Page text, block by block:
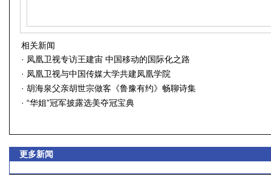
相关新闻
· 凤凰卫视专访王建宙 中国移动的国际化之路
· 凤凰卫视与中国传媒大学共建凤凰学院
· 胡海泉父亲胡世宗做客《鲁豫有约》畅聊诗集
· “华姐”冠军披露选美夺冠宝典
更多新闻